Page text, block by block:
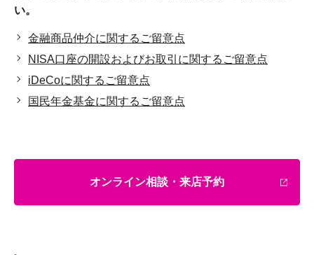
い。
金融商品仲介に関するご留意点
NISA口座の開設およびお取引に関するご留意点
iDeCoに関するご留意点
国民年金基金に関するご留意点
オンライン相談・来店予約